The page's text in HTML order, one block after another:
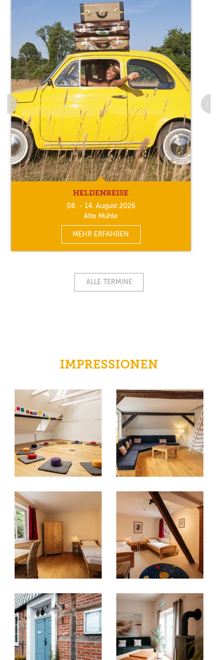
HELDENREISE
08. - 14. August 2026
Alte Mühle
MEHR ERFAHREN
ALLE TERMINE
IMPRESSIONEN